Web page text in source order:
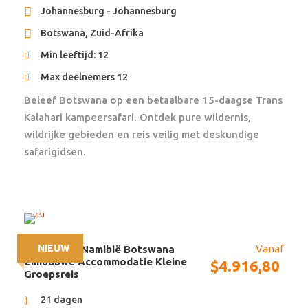
De 4 daagse Zanzibar excursie is een optionele
safari. Beiden aanbevolen!
Reisschema
Groepsbijeenkomst, The Giraffe Park, Sheldrick’s
Elephant Weeshuis, Loita Hills Maasai cultural
experience, ochtend en middag game drives in de
Masai Mara en een overnachting in het kamp, The
Nakuru National Park.
Johannesburg - Johannesburg
Botswana, Zuid-Afrika
Min leeftijd: 12
Max deelnemers 12
Beleef Botswana op een betaalbare 15-daagse Trans
Kalahari kampeersafari. Ontdek pure wildernis,
wildrijke gebieden en reis veilig met deskundige
safarigidsen.
NIEUW
21 dagen – Namibië Botswana
Zimbabwe Accommodatie Kleine
Groepsreis
Vanaf
$4.916,80
21 dagen